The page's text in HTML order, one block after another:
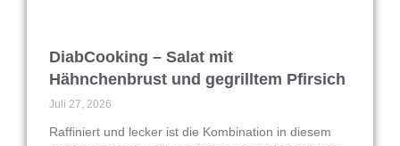
DiabCooking – Salat mit
Hähnchenbrust und gegrilltem Pfirsich
Juli 27, 2026
Raffiniert und lecker ist die Kombination in diesem